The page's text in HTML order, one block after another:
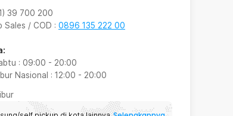
39 700 200
Sales / COD : 0896 135 222 00
: 09:00 - 20:00
Nasional : 12:00 - 20:00